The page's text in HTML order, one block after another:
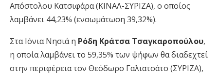
Απόστολου Κατσιφάρα (ΚΙΝΑΛ-ΣΥΡΙΖΑ), ο οποίος
λαμβάνει 44,23% (ενσωμάτωση 39,32%).
Στα Ιόνια Νησιά η Ρόδη Κράτσα Τσαγκαροπούλου,
η οποία λαμβάνει το 59,35% των ψήφων θα διαδεχτεί
στην περιφέρεια τον Θεόδωρο Γαλιατσάτο (ΣΥΡΙΖΑ),